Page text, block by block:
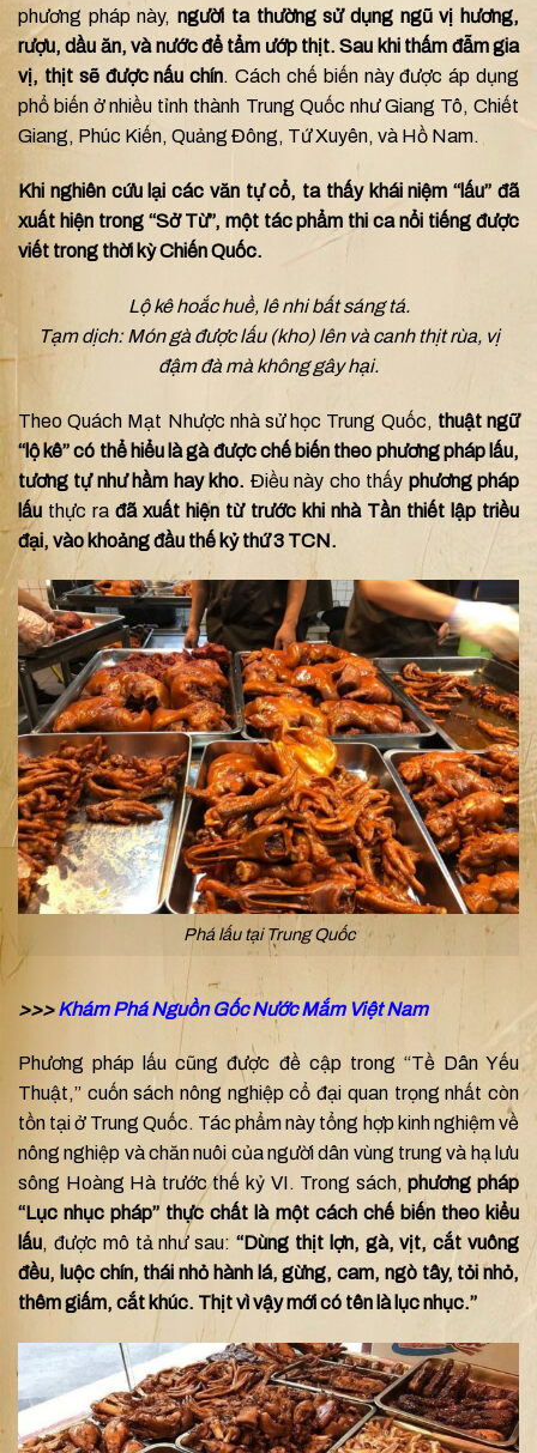
phương pháp này,người ta thường sử dụng ngũ vị hương,
rượu, dầu ăn, và nước để tẩm ướp thịt. Sau khi thấm đẫm gia
vị, thịt sẽ được nấu chín. Cách chế biến này được áp dụng
phổ biến ở nhiều tỉnh thành Trung Quốc như Giang Tô, Chiết
Giang, Phúc Kiến, Quảng Đông, Tứ Xuyên, và Hồ Nam.
Khi nghiên cứu lại các văn tự cổ, ta thấy khái niệm “lấu” đã
xuất hiện trong “Sở Từ”, một tác phẩm thi ca nổi tiếng được
viết trong thời kỳ Chiến Quốc.
Lộ kê hoắc huề, lê nhi bất sáng tá.
Tạm dịch: Món gà được lấu (kho) lên và canh thịt rùa, vị
đậm đà mà không gây hại.
Theo Quách Mạt Nhược nhà sử học Trung Quốc, thuật ngữ
“lộ kê” có thể hiểu là gà được chế biến theo phương pháp lấu,
tương tự như hầm hay kho. Điều này cho thấy phương pháp
lấu thực rađã xuất hiện từ trước khi nhà Tần thiết lập triều
đại, vào khoảng đầu thế kỷ thứ 3 TCN.
Phá lấu tại Trung Quốc
>>>Khám Phá Nguồn Gốc Nước Mắm Việt Nam
Phương pháp lấu cũng được đề cập trong “Tề Dân Yếu
Thuật,” cuốn sách nông nghiệp cổ đại quan trọng nhất còn
tồn tại ở Trung Quốc. Tác phẩm này tổng hợp kinh nghiệm về
nông nghiệp và chăn nuôi của người dân vùng trung và hạ lưu
sông Hoàng Hà trước thế kỷ VI. Trong sách,phương pháp
“Lục nhục pháp” thực chất là một cách chế biến theo kiểu
lấu, được mô tả như sau: “Dùng thịt lợn, gà, vịt, cắt vuông
đều, luộc chín, thái nhỏ hành lá, gừng, cam, ngò tây, tỏi nhỏ,
thêm giấm, cắt khúc. Thịt vì vậy mới có tên là lục nhục.”